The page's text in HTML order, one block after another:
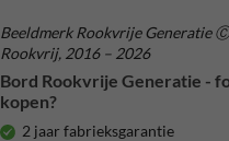
Beeldmerk Rookvrije Generatie
Rookvrij, 2016 – 2026
Bord Rookvrije Generatie -
kopen?
2 jaar fabrieksgarantie